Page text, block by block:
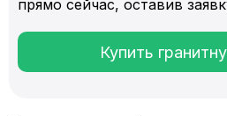
прямо сейчас, оставив
Купить